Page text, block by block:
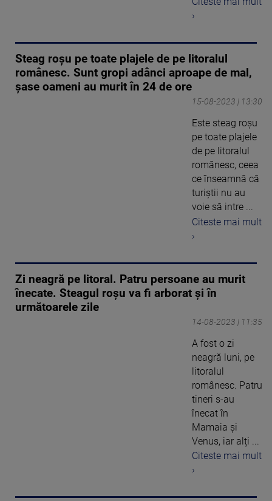
›
Steag roșu pe toate plajele de pe litoralul
românesc. Sunt gropi adânci aproape de mal,
șase oameni au murit în 24 de ore
15-08-2023 | 13:30
Este steag roșu
pe toate plajele
de pe litoralul
românesc, ceea
ce înseamnă că
turiștii nu au
voie să intre ...
Citeste mai mult
›
Zi neagră pe litoral. Patru persoane au murit
înecate. Steagul roșu va fi arborat și în
următoarele zile
14-08-2023 | 11:35
A fost o zi
neagră luni, pe
litoralul
românesc. Patru
tineri s-au
înecat în
Mamaia și
Venus, iar alți ...
Citeste mai mult
›